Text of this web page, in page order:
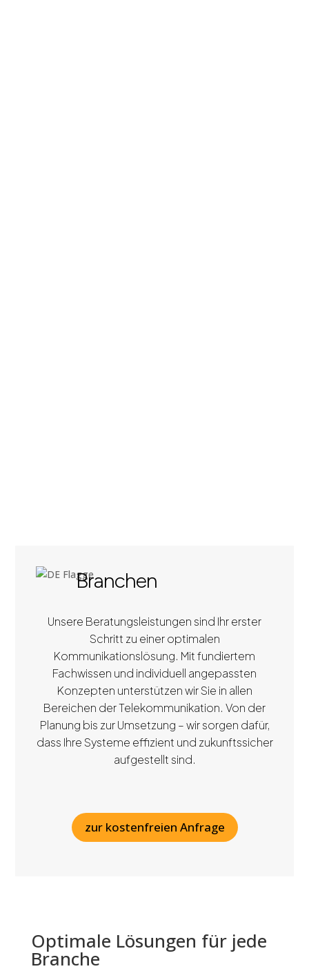
Branchen
Unsere Beratungsleistungen sind Ihr erster
Schritt zu einer optimalen
Kommunikationslösung. Mit fundiertem
Fachwissen und individuell angepassten
Konzepten unterstützen wir Sie in allen
Bereichen der Telekommunikation. Von der
Planung bis zur Umsetzung – wir sorgen dafür,
dass Ihre Systeme effizient und zukunftssicher
aufgestellt sind.
zur kostenfreien Anfrage
Optimale Lösungen für jede
Branche